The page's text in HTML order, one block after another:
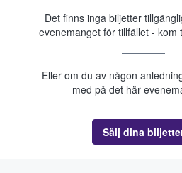
Det finns inga biljetter
evenemanget för tillfället - kom
Eller om du av någon
med på det här
Sälj dina